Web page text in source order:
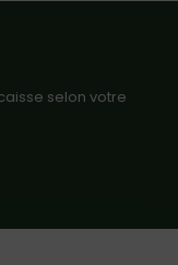
selon votre